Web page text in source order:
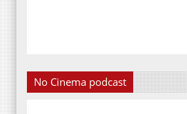
No Cinema podcast